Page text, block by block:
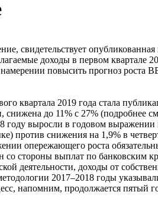
свидетельствует
доходы в первом
повысить прогноз
квартала 2019 года стала
до 11% с 27% (подробнее
году выросли в годовом
против снижения на 1,9% в
опережающего роста
со стороны выплат по
деятельности, доходы от
2017–2018 годы
напомним, продолжается пятый